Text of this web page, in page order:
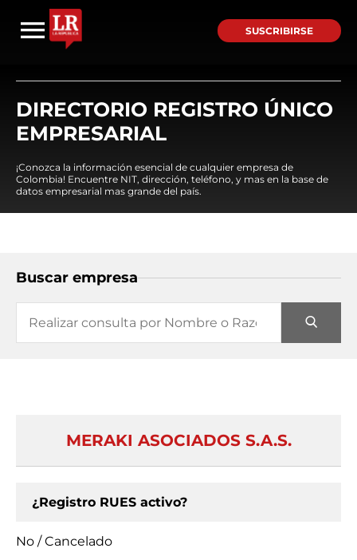
SUSCRIBIRSE
DIRECTORIO REGISTRO ÚNICO
EMPRESARIAL
¡Conozca la información esencial de cualquier empresa de
Colombia! Encuentre NIT, dirección, teléfono, y mas en la base de
datos empresarial mas grande del país.
Buscar empresa
MERAKI ASOCIADOS S.A.S.
¿Registro RUES activo?
No / Cancelado